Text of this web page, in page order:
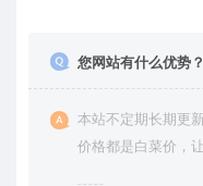
您网站有什么优势？
本站不定期长期更
价格都是白菜价，